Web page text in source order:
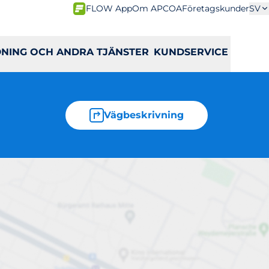
FLOW AppOm APCOAFöretagskunderSV
OCH ANDRA TJÄNSTER KUNDSERVICE
Vägbeskrivning